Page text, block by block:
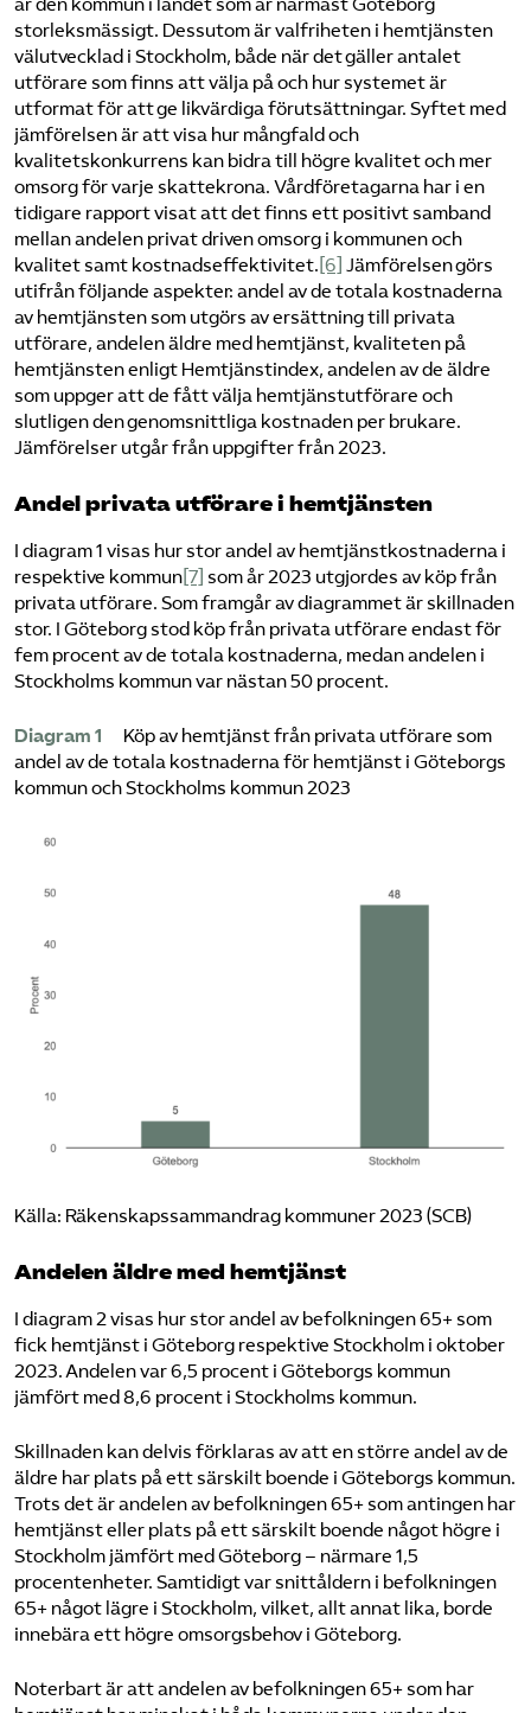
är den kommun i landet som är närmast Göteborg
storleksmässigt. Dessutom är valfriheten i hemtjänsten
välutvecklad i Stockholm, både när det gäller antalet
utförare som finns att välja på och hur systemet är
utformat för att ge likvärdiga förutsättningar. Syftet med
jämförelsen är att visa hur mångfald och
kvalitetskonkurrens kan bidra till högre kvalitet och mer
omsorg för varje skattekrona. Vårdföretagarna har i en
tidigare rapport visat att det finns ett positivt samband
mellan andelen privat driven omsorg i kommunen och
kvalitet samt kostnadseffektivitet. [6] Jämförelsen görs
utifrån följande aspekter: andel av de totala kostnaderna
av hemtjänsten som utgörs av ersättning till privata
utförare, andelen äldre med hemtjänst, kvaliteten på
hemtjänsten enligt Hemtjänstindex, andelen av de äldre
som uppger att de fått välja hemtjänstutförare och
slutligen den genomsnittliga kostnaden per brukare.
Jämförelser utgår från uppgifter från 2023.
Andel privata utförare i hemtjänsten
I diagram 1 visas hur stor andel av hemtjänstkostnaderna i
respektive kommun [7] som år 2023 utgjordes av köp från
privata utförare. Som framgår av diagrammet är skillnaden
stor. I Göteborg stod köp från privata utförare endast för
fem procent av de totala kostnaderna, medan andelen i
Stockholms kommun var nästan 50 procent.
Diagram 1
Köp av hemtjänst från privata utförare som
andel av de totala kostnaderna för hemtjänst i Göteborgs
kommun och Stockholms kommun 2023
Källa: Räkenskapssammandrag kommuner 2023 (SCB)
Andelen äldre med hemtjänst
I diagram 2 visas hur stor andel av befolkningen 65+ som
fick hemtjänst i Göteborg respektive Stockholm i oktober
2023. Andelen var 6,5 procent i Göteborgs kommun
jämfört med 8,6 procent i Stockholms kommun.
Skillnaden kan delvis förklaras av att en större andel av de
äldre har plats på ett särskilt boende i Göteborgs kommun.
Trots det är andelen av befolkningen 65+ som antingen har
hemtjänst eller plats på ett särskilt boende något högre i
Stockholm jämfört med Göteborg – närmare 1,5
procentenheter. Samtidigt var snittåldern i befolkningen
65+ något lägre i Stockholm, vilket, allt annat lika, borde
innebära ett högre omsorgsbehov i Göteborg.
Noterbart är att andelen av befolkningen 65+ som har